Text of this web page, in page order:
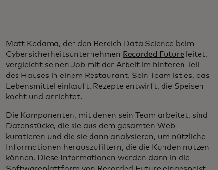
Matt Kodama, der den Bereich Data Science beim
Cybersicherheitsunternehmen Recorded Future leitet,
vergleicht seinen Job mit der Arbeit im hinteren Teil
des Hauses in einem Restaurant. Sein Team ist es, das
Lebensmittel einkauft, Rezepte entwirft, die Speisen
kocht und anrichtet.
Die Komponenten, mit denen sein Team arbeitet, sind
Datenstücke, die sie aus dem gesamten Web
kuratieren und die sie dann analysieren, um nützliche
Informationen herauszufiltern, die die Kunden nutzen
können. Diese Informationen werden dann in die
Softwareplattform von Recorded Future eingespeist,